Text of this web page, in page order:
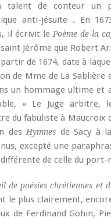
talent de conteur un
anti-jésuite . En
il écrivit le Poème de la
Jérôme que Robert
partir de 1674, date à
de Mme de La Sablière
un hommage ultime et
« Le Juge arbitre,
du fabuliste à Maucroix
desHymnes de Sacy à
excepté une
différente de celle du
de poésies chrétiennes et
le plus clairement,
de Ferdinand Gohin,